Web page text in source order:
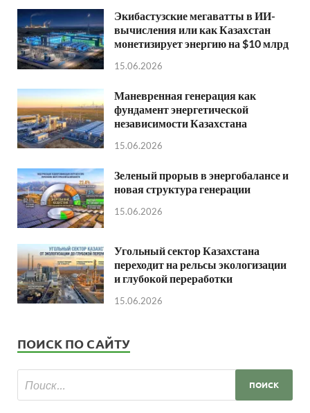
Экибастузские мегаватты в ИИ-
вычисления или как Казахстан
монетизирует энергию на $10 млрд
15.06.2026
Маневренная генерация как
фундамент энергетической
независимости Казахстана
15.06.2026
Зеленый прорыв в энергобалансе и
новая структура генерации
15.06.2026
Угольный сектор Казахстана
переходит на рельсы экологизации
и глубокой переработки
15.06.2026
ПОИСК ПО САЙТУ